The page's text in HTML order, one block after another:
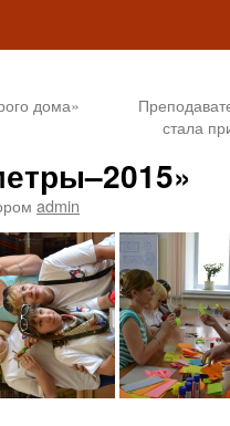
дома»
стала
admin